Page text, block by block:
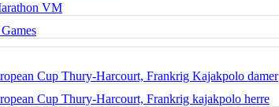
VM
Cup Thury-Harcourt, Frankrig Kajakpolo damer
Cup Thury-Harcourt, Frankrig kajakpolo herre